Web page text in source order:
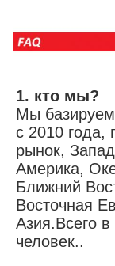
1. кто мы?
Мы
с 2010 года,
рынок,
Америка,
Ближний
Восточная
Азия.Всего
человек..